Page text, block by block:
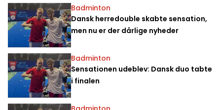
Badminton
Dansk herredouble skabte sensation,
men nu er der dårlige nyheder
Badminton
Sensationen udeblev: Dansk duo tabte
i finalen